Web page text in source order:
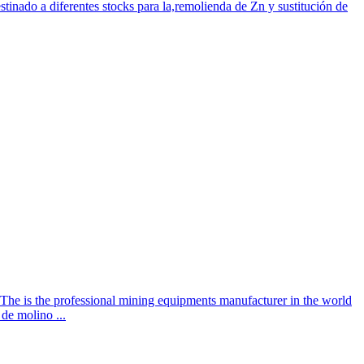
a diferentes stocks para la,remolienda de Zn y sustitución de
is the professional mining equipments manufacturer in the world
molino ...